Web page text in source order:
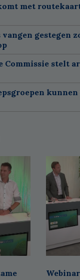
met
gestegen
Commissie stelt